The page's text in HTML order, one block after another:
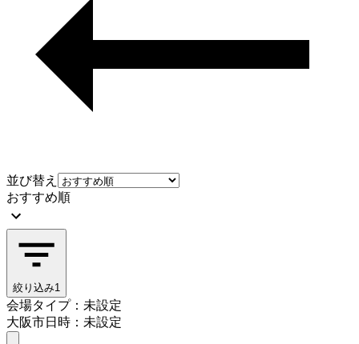
並び替え
おすすめ順
絞り込み1
会場タイプ：未設定
大阪市日時：未設定